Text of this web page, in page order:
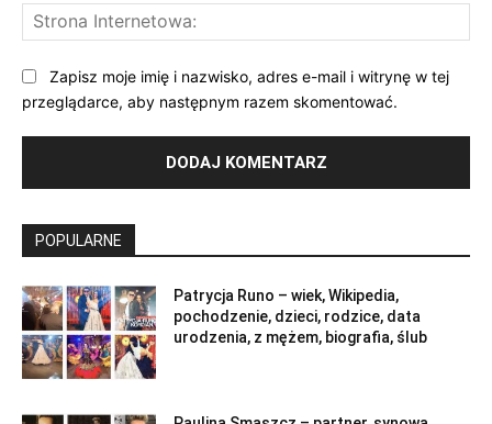
Zapisz moje imię i nazwisko, adres e-mail i witrynę w tej
przeglądarce, aby następnym razem skomentować.
POPULARNE
Patrycja Runo – wiek, Wikipedia,
pochodzenie, dzieci, rodzice, data
urodzenia, z mężem, biografia, ślub